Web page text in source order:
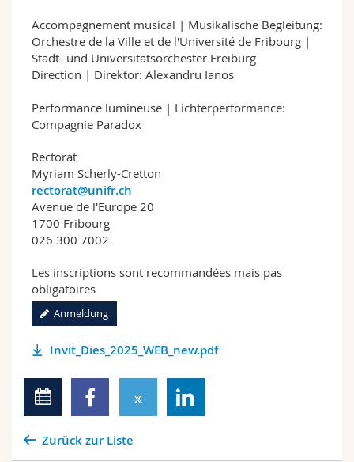
Accompagnement musical | Musikalische Begleitung:
Orchestre de la Ville et de l'Université de Fribourg |
Stadt- und Universitätsorchester Freiburg
Direction | Direktor: Alexandru Ianos
Performance lumineuse | Lichterperformance:
Compagnie Paradox
Rectorat
Myriam Scherly-Cretton
rectorat@unifr.ch
Avenue de l'Europe 20
1700 Fribourg
026 300 7002
Les inscriptions sont recommandées mais pas
obligatoires
Anmeldung
Invit_Dies_2025_WEB_new.pdf
Zurück zur Liste